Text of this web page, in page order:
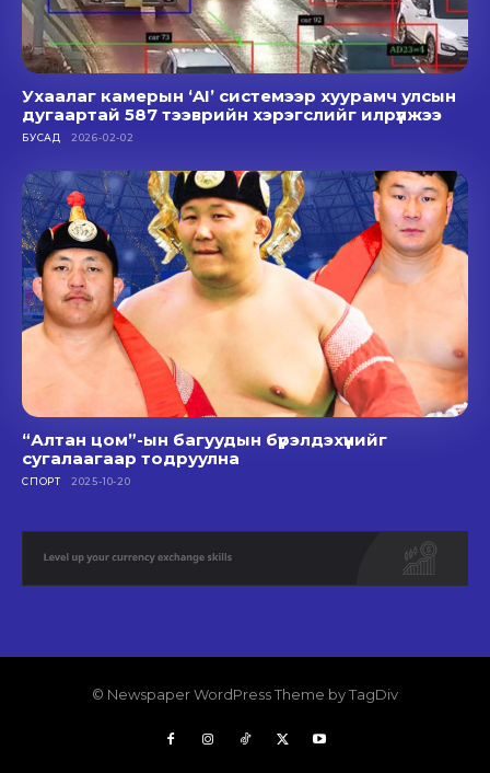
Ухаалаг камерын ‘AI’ системээр хуурамч улсын
дугаартай 587 тээврийн хэрэгслийг илрүүлжээ
БУСАД 2026-02-02
“Алтан цом”-ын багуудын бүрэлдэхүүнийг
сугалаагаар тодруулна
СПОРТ 2025-10-20
© Newspaper WordPress Theme by TagDiv